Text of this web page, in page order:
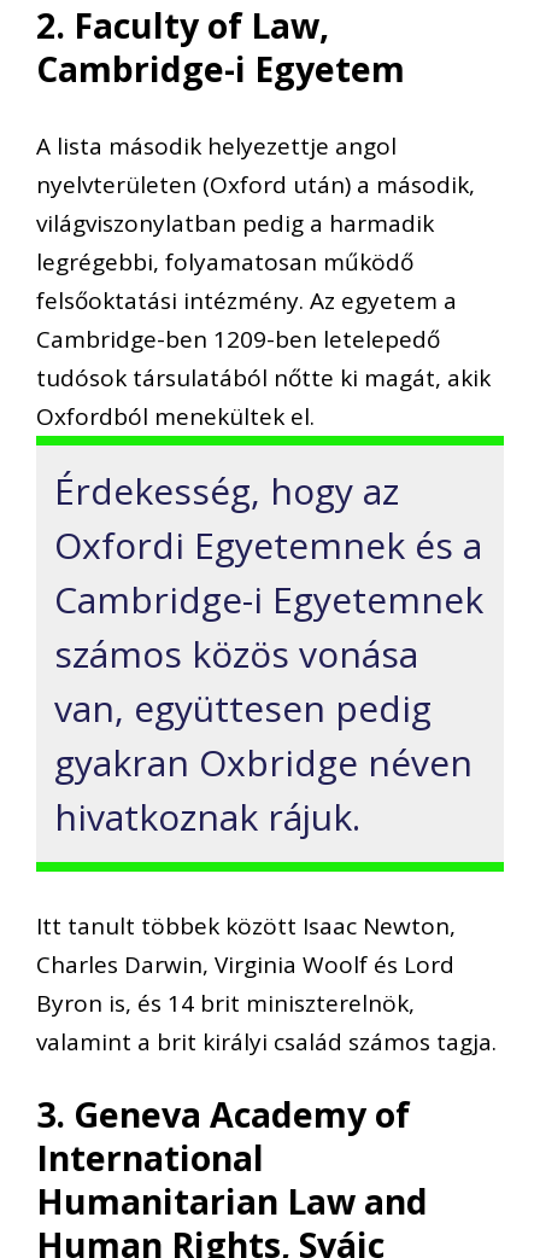
2. Faculty of Law,
Cambridge-i Egyetem
A lista második helyezettje angol
nyelvterületen (Oxford után) a második,
világviszonylatban pedig a harmadik
legrégebbi, folyamatosan működő
felsőoktatási intézmény. Az egyetem a
Cambridge-ben 1209-ben letelepedő
tudósok társulatából nőtte ki magát, akik
Oxfordból menekültek el.
Érdekesség, hogy az
Oxfordi Egyetemnek és a
Cambridge-i Egyetemnek
számos közös vonása
van, együttesen pedig
gyakran Oxbridge néven
hivatkoznak rájuk.
Itt tanult többek között Isaac Newton,
Charles Darwin, Virginia Woolf és Lord
Byron is, és 14 brit miniszterelnök,
valamint a brit királyi család számos tagja.
3. Geneva Academy of
International
Humanitarian Law and
Human Rights, Svájc